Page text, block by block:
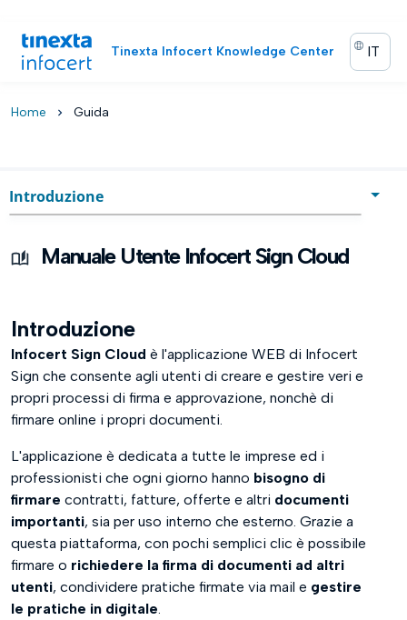
Tinexta Infocert Knowledge Center IT
Home chevron_right Guida
Introduzione
Home Page
Menu Configurazione
Firma Elettronica
Marche Temporali
Report
Manuale Utente Infocert Sign Cloud
Introduzione
Infocert Sign Cloud è l'applicazione WEB di Infocert
Sign che consente agli utenti di creare e gestire veri e
propri processi di firma e approvazione, nonchè di
firmare online i propri documenti.
L'applicazione è dedicata a tutte le imprese ed i
professionisti che ogni giorno hanno bisogno di
firmare contratti, fatture, offerte e altri documenti
importanti, sia per uso interno che esterno. Grazie a
questa piattaforma, con pochi semplici clic è possibile
firmare o richiedere la firma di documenti ad altri
utenti, condividere pratiche firmate via mail e gestire
le pratiche in digitale.